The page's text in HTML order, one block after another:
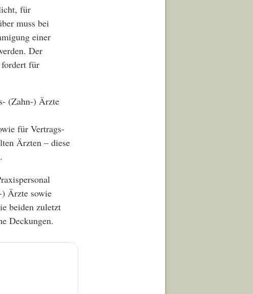
für
muss bei
einer
Der
fordert für
(Zahn-) Ärzte
für Vertrags-
Ärzten – diese
Ärzte sowie
beiden zuletzt
Deckungen.